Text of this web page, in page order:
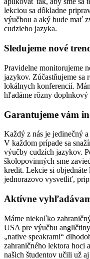
lekciou sa dôkladne
výučbou a aký bude mať
cudzieho jazyka.
Sledujeme nové
Pravidelne monitorujeme
jazykov. Zúčastňujeme sa
lokálnych konferencií.
hľadáme rôzny doplnkový
Garantujeme vám
Každý z nás je jedinečný
V každom prípade sa
výučby cudzích jazykov.
školopovinných sme
kredit. Lekcie si
jednorazovo vysvetliť,
Aktívne
Máme niekoľko
USA pre výučbu
„native speakrami“
zahraničného lektora hoci
našich študentov učili už